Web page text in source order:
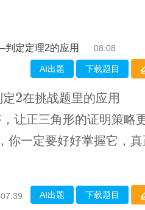
定定理2的应用 08:08
AI出题 下载题目
2 在挑战题里的应用
让正三角形的证明策略
你一定要好好掌握它，
07:39 AI出题 下载题目